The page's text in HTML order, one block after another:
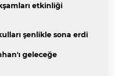
etkinliği
şenlikle sona erdi
geleceğe